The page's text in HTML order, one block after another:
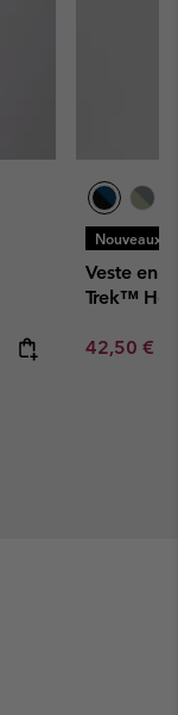
Nouveaux
Veste en
Trek™
Minimum
42,50 €